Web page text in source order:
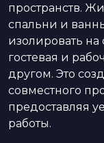
пространств.
спальни и
изолировать
гостевая и
другом. Это
совместного
предоставляя
работы.